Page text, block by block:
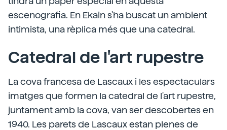
escenografia. En Ekain s'ha buscat un ambient
intimista, una rèplica més que una catedral.
Catedral de l'art rupestre
La cova francesa de Lascaux i les espectaculars
imatges que formen la catedral de l'art rupestre,
juntament amb la cova, van ser descobertes en
1940. Les parets de Lascaux estan plenes de